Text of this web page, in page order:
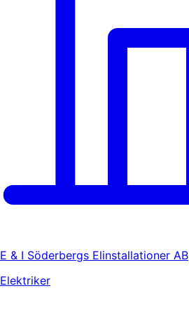
E & I Söderbergs Elinstallationer AB
Elektriker